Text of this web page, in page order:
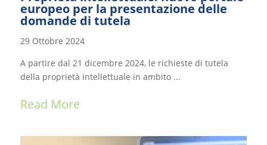
europeo per la presentazione delle
domande di tutela
29 Ottobre 2024
A partire dal 21 dicembre 2024, le richieste di tutela
della proprietà intellettuale in ambito ...
Read More